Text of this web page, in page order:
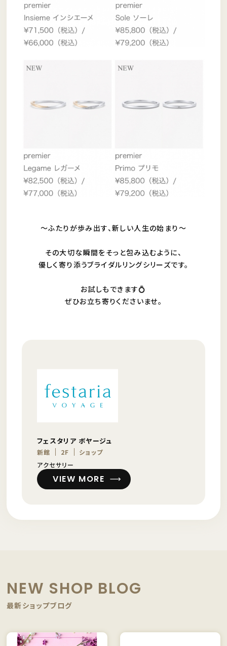
〜ふたりが歩み出す、新しい人生の始まり〜
その大切な瞬間をそっと包み込むように、
優しく寄り添うブライダルリングシリーズです。
お試しもできます💍
ぜひお立ち寄りくださいませ。
フェスタリア ボヤージュ
新館 2F
ショップ
アクセサリー
VIEW MORE
NEW SHOP BLOG
最新ショップブログ